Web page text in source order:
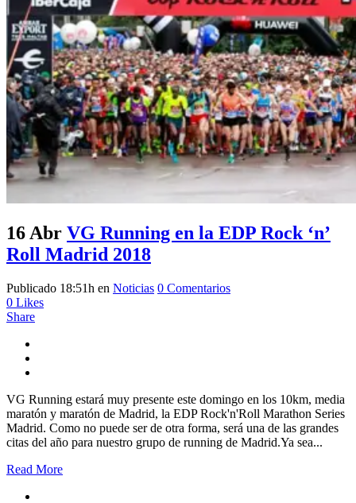
16 Abr VG Running en la EDP Rock ‘n’
Roll Madrid 2018
Publicado 18:51h en Noticias 0 Comentarios
0 Likes
Share
VG Running estará muy presente este domingo en los 10km, media
maratón y maratón de Madrid, la EDP Rock'n'Roll Marathon Series
Madrid. Como no puede ser de otra forma, será una de las grandes
citas del año para nuestro grupo de running de Madrid.Ya sea...
Read More